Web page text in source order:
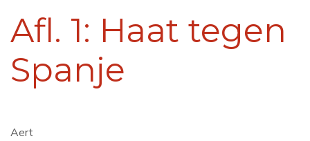
Afl. 1: Haat tegen
Spanje
Aert